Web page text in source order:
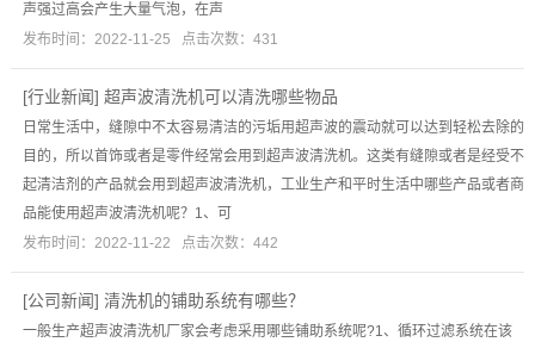
声强过高会产生大量气泡，在声
发布时间：2022-11-25 点击次数：431
[行业新闻] 超声波清洗机可以清洗哪些物品
日常生活中，缝隙中不太容易清洁的污垢用超声波的震动就可以达到轻松去除的
目的，所以首饰或者是零件经常会用到超声波清洗机。这类有缝隙或者是经受不
起清洁剂的产品就会用到超声波清洗机，工业生产和平时生活中哪些产品或者商
品能使用超声波清洗机呢？1、可
发布时间：2022-11-22 点击次数：442
[公司新闻] 清洗机的铺助系统有哪些？
一般生产超声波清洗机厂家会考虑采用哪些铺助系统呢?1、循环过滤系统在该